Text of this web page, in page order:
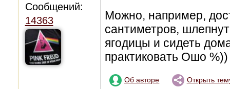
Сообщений:
14363
Можно, например,
сантиметров,
ягодицы и сидеть
практиковать Ошо %))
Об авторе Открыть